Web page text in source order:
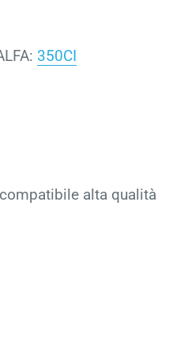
350CI
alta qualità